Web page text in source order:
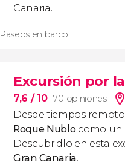
Canaria.
Paseos en barco
Excursión por
7,6 / 10 70 opiniones
Desde tiempos
Roque Nublocomo un
Descubridlo en esta
Gran Canaria.